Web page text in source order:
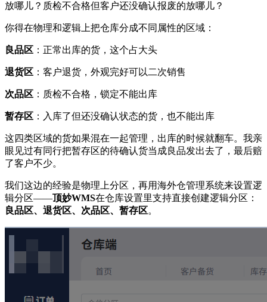
放哪儿？质检不合格但客户还没确认报废的放哪儿？
你得在物理和逻辑上把仓库分成不同属性的区域：
良品区 ：正常出库的货，这个占大头
退货区 ：客户退货，外观完好可以二次销售
次品区 ：质检不合格，锁定不能出库
暂存区 ：入库了但还没确认状态的货，也不能出库
这四类区域的货如果混在一起管理，出库的时候就翻车。我亲
眼见过有同行把暂存区的待确认货当成良品发出去了，最后赔
了客户不少。
我们这边的经验是物理上分区，再用海外仓管理系统来设置逻
辑分区——顶妙WMS在仓库设置里支持直接创建逻辑分区：
良品区、退货区、次品区、暂存区。